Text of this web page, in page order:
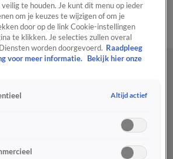
van de
PodcastPanelContact
te houden. Je kunt dit menu op ieder
om je keuzes te wijzigen of om je
door op de link Cookie-instellingen
te klikken. Je selecties zullen overal
worden doorgevoerd. Raadpleeg
voor meer informatie.
Bekijk hier onze
Altijd actief